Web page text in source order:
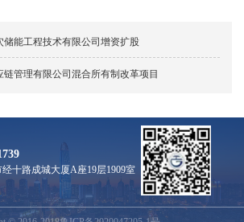
储能工程技术有限公司增资扩股
链管理有限公司混合所有制改革项目
十路成城大厦A座19层1909室